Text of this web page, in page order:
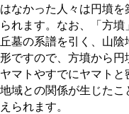
はなかった人々は円墳を
られます。なお、「方
丘墓の系譜を引く、山
形ですので、方墳から円
ヤマトやすでにヤマトと
地域との関係が生じたこ
えられます。